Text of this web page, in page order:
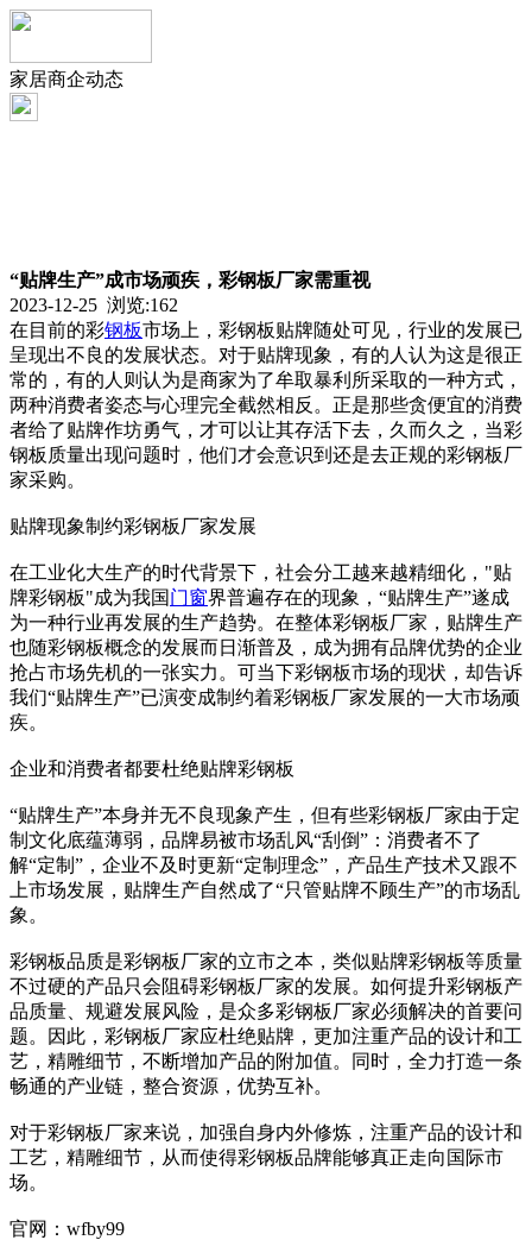
家居商企动态
“贴牌生产”成市场顽疾，彩钢板厂家需重视
2023-12-25 浏览:162
在目前的彩钢板市场上，彩钢板贴牌随处可见，行业的发展已
呈现出不良的发展状态。对于贴牌现象，有的人认为这是很正
常的，有的人则认为是商家为了牟取暴利所采取的一种方式，
两种消费者姿态与心理完全截然相反。正是那些贪便宜的消费
者给了贴牌作坊勇气，才可以让其存活下去，久而久之，当彩
钢板质量出现问题时，他们才会意识到还是去正规的彩钢板厂
家采购。
贴牌现象制约彩钢板厂家发展
在工业化大生产的时代背景下，社会分工越来越精细化，"贴
牌彩钢板"成为我国门窗界普遍存在的现象，“贴牌生产”遂成
为一种行业再发展的生产趋势。在整体彩钢板厂家，贴牌生产
也随彩钢板概念的发展而日渐普及，成为拥有品牌优势的企业
抢占市场先机的一张实力。可当下彩钢板市场的现状，却告诉
我们“贴牌生产”已演变成制约着彩钢板厂家发展的一大市场顽
疾。
企业和消费者都要杜绝贴牌彩钢板
“贴牌生产”本身并无不良现象产生，但有些彩钢板厂家由于定
制文化底蕴薄弱，品牌易被市场乱风“刮倒”：消费者不了
解“定制”，企业不及时更新“定制理念”，产品生产技术又跟不
上市场发展，贴牌生产自然成了“只管贴牌不顾生产”的市场乱
象。
彩钢板品质是彩钢板厂家的立市之本，类似贴牌彩钢板等质量
不过硬的产品只会阻碍彩钢板厂家的发展。如何提升彩钢板产
品质量、规避发展风险，是众多彩钢板厂家必须解决的首要问
题。因此，彩钢板厂家应杜绝贴牌，更加注重产品的设计和工
艺，精雕细节，不断增加产品的附加值。同时，全力打造一条
畅通的产业链，整合资源，优势互补。
对于彩钢板厂家来说，加强自身内外修炼，注重产品的设计和
工艺，精雕细节，从而使得彩钢板品牌能够真正走向国际市
场。
官网：wfby99